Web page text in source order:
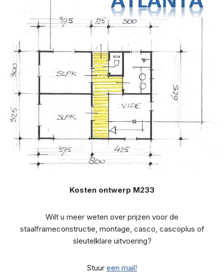
Kosten ontwerp M233
Wilt u meer weten over prijzen voor de
staalframeconstructie, montage, casco, cascoplus of
sleutelklare uitvoering?
Stuur een mail!